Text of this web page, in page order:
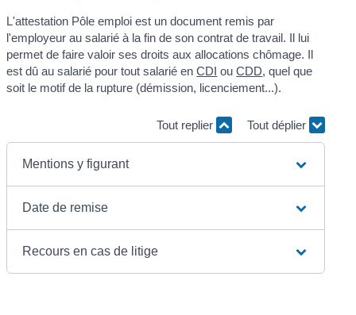
L'attestation Pôle emploi est un document remis par
l'employeur au salarié à la fin de son contrat de travail. Il lui
permet de faire valoir ses droits aux allocations chômage. Il
est dû au salarié pour tout salarié enCDI ouCDD, quel que
soit le motif de la rupture (démission, licenciement...).
Tout replier Tout déplier
Mentions y figurant
Date de remise
Recours en cas de litige